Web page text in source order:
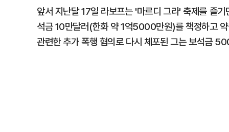
앞서 지난달 17일 라보프는 '마르디 그라' 축제를 즐
석금 10만달러(한화 약 1억5000만원)를 책정하고
관련한 추가 폭행 혐의로 다시 체포된 그는 보석금